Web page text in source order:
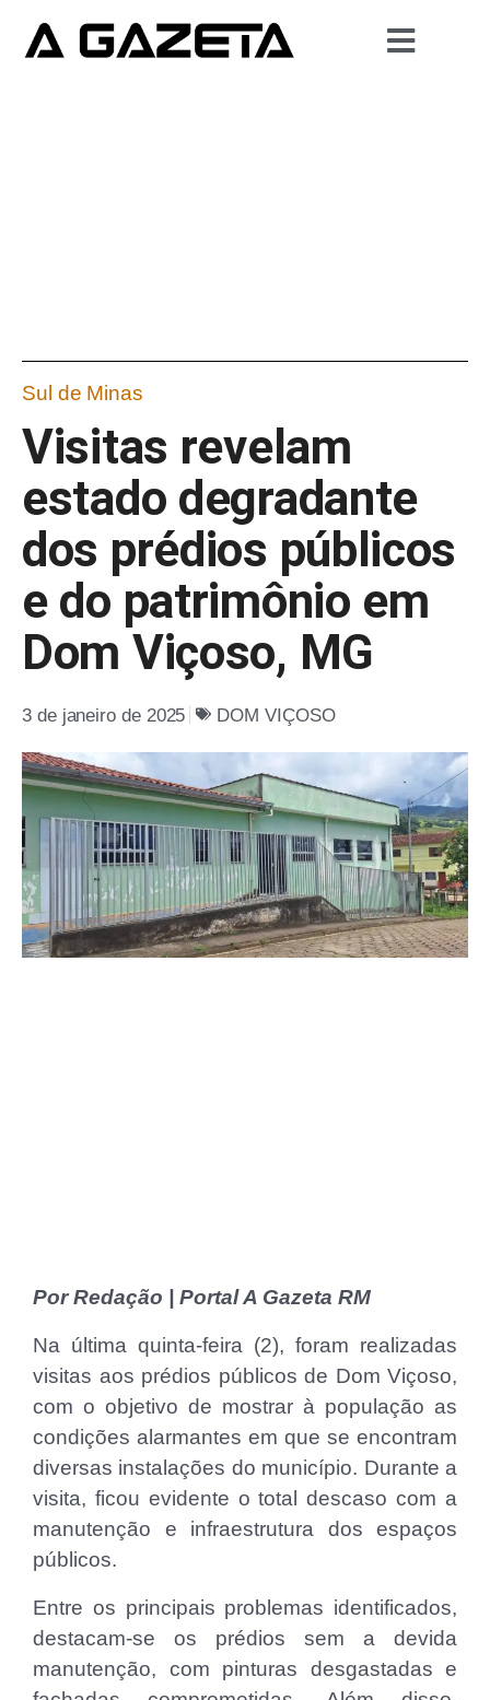
Sul de Minas
Visitas revelam
estado degradante
dos prédios públicos
e do patrimônio em
Dom Viçoso, MG
3 de janeiro de 2025 DOM VIÇOSO
Por Redação | Portal A Gazeta RM
Na última quinta-feira (2), foram realizadas
visitas aos prédios públicos de Dom Viçoso,
com o objetivo de mostrar à população as
condições alarmantes em que se encontram
diversas instalações do município. Durante a
visita, ficou evidente o total descaso com a
manutenção e infraestrutura dos espaços
públicos.
Entre os principais problemas identificados,
destacam-se os prédios sem a devida
manutenção, com pinturas desgastadas e